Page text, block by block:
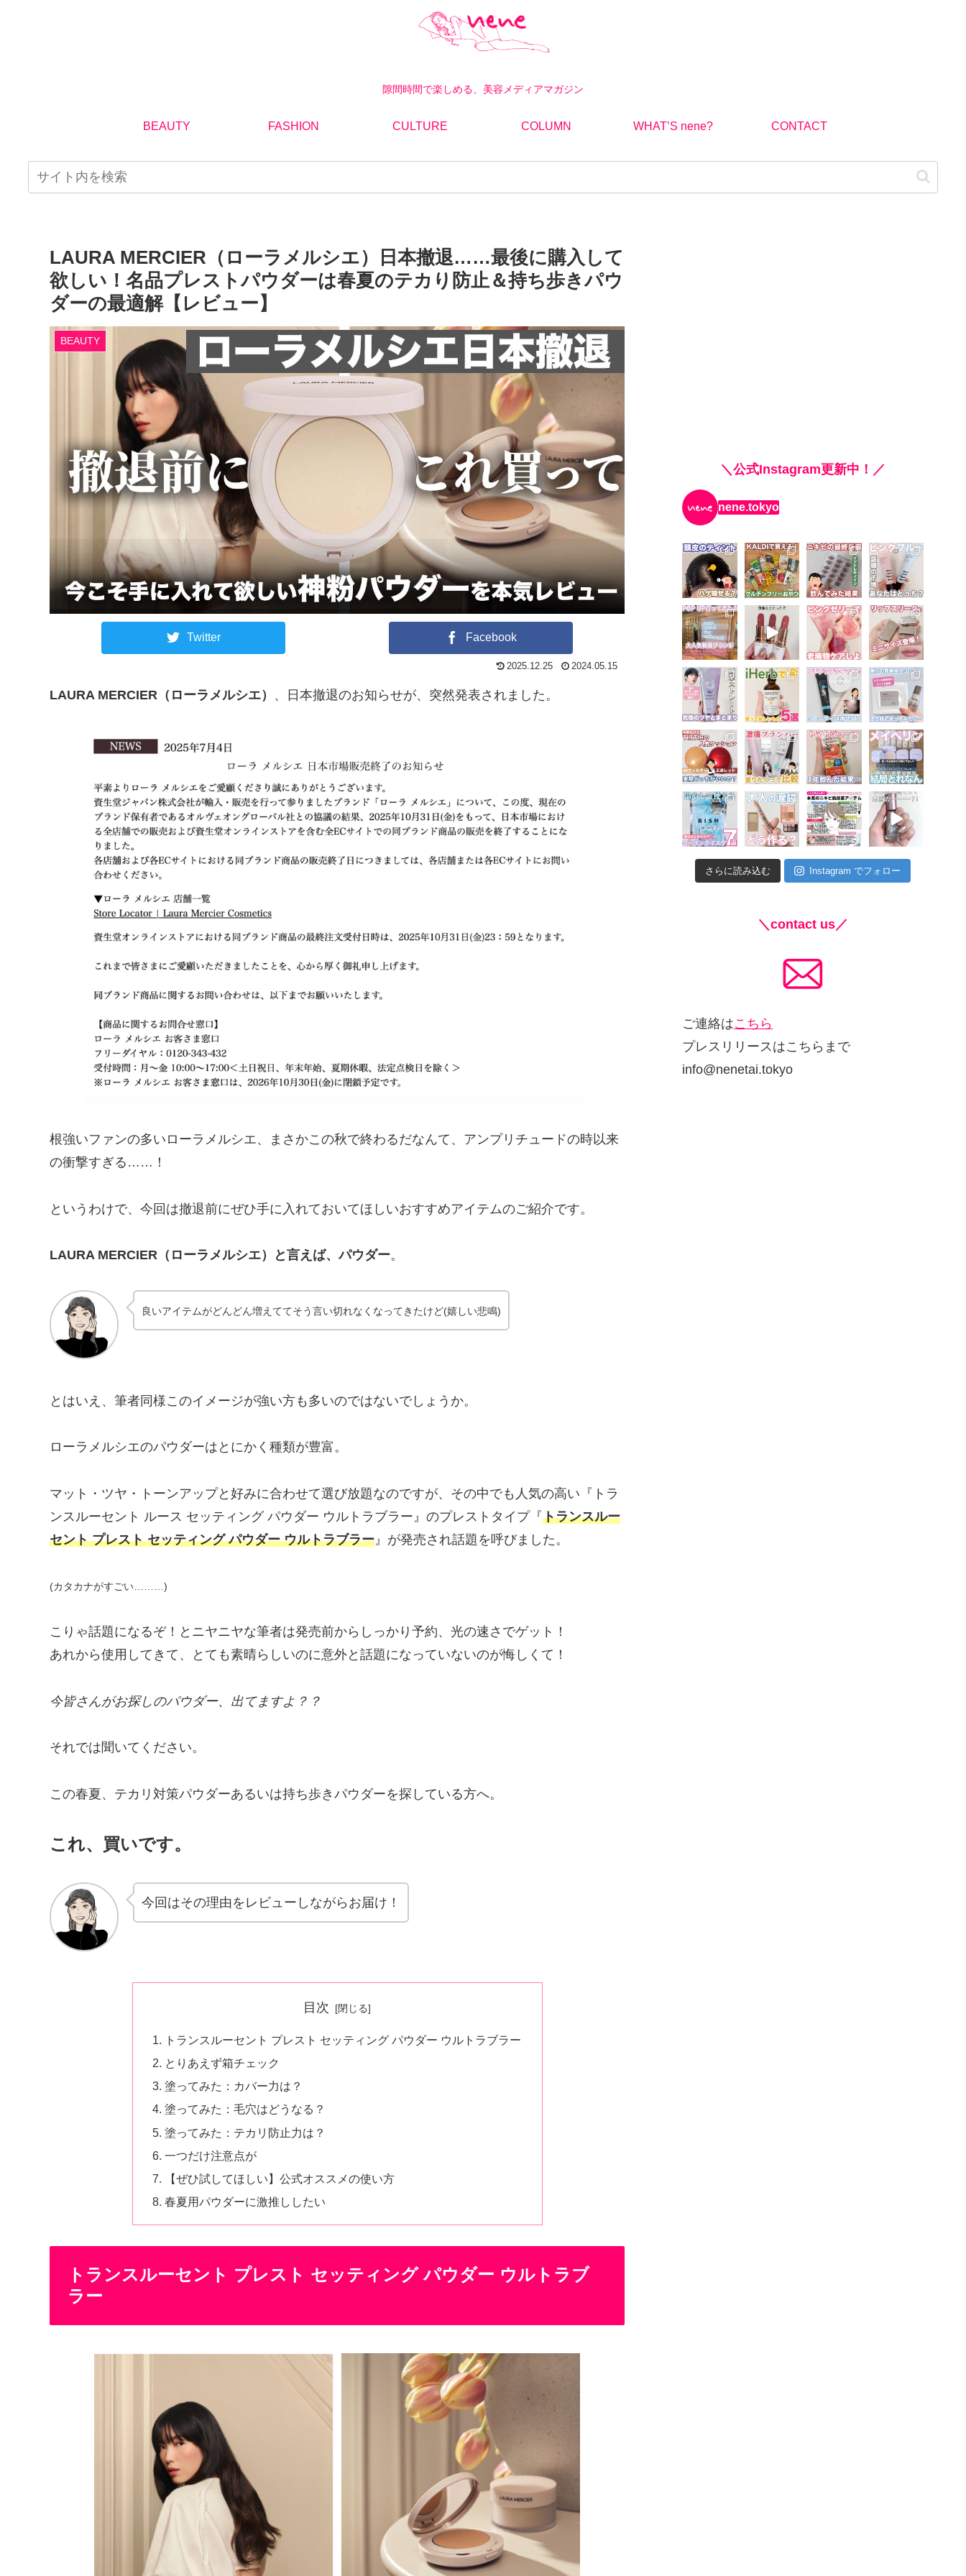
隙間時間で楽しめる、美容メディアマガジン
BEAUTY FASHION CULTURE COLUMN WHAT’S nene? CONTACT
LAURA MERCIER（ローラメルシエ）日本撤退……最後に購入して
欲しい！名品プレストパウダーは春夏のテカり防止＆持ち歩きパウ
ダーの最適解【レビュー】
BEAUTY
Twitter Facebook
2025.12.25 2024.05.15
LAURA MERCIER（ローラメルシエ） 、日本撤退のお知らせが、突然発表されました。
根強いファンの多いローラメルシエ、まさかこの秋で終わるだなんて、アンプリチュードの時以来
の衝撃すぎる……！
というわけで、今回は撤退前にぜひ手に入れておいてほしいおすすめアイテムのご紹介です。
LAURA MERCIER（ローラメルシエ）と言えば、パウダー。
良いアイテムがどんどん増えててそう言い切れなくなってきたけど(嬉しい悲鳴)
とはいえ、筆者同様このイメージが強い方も多いのではないでしょうか。
ローラメルシエのパウダーはとにかく種類が豊富。
マット・ツヤ・トーンアップと好みに合わせて選び放題なのですが、その中でも人気の高い『トラ
ンスルーセント ルース セッティング パウダー ウルトラブラー』のプレストタイプ『トランスルー
セント プレスト セッティング パウダー ウルトラブラー 』が発売され話題を呼びました。
(カタカナがすごい………)
こりゃ話題になるぞ！とニヤニヤな筆者は発売前からしっかり予約、光の速さでゲット！
あれから使用してきて、とても素晴らしいのに意外と話題になっていないのが悔しくて！
今皆さんがお探しのパウダー、出てますよ？？
それでは聞いてください。
この春夏、テカリ対策パウダーあるいは持ち歩きパウダーを探している方へ。
これ、買いです。
今回はその理由をレビューしながらお届け！
目次
トランスルーセント プレスト セッティング パウダー ウルトラブラー
とりあえず箱チェック
塗ってみた：カバー力は？
塗ってみた：毛穴はどうなる？
塗ってみた：テカリ防止力は？
一つだけ注意点が
【ぜひ試してほしい】公式オススメの使い方
春夏用パウダーに激推ししたい
トランスルーセント プレスト セッティング パウダー ウルトラブ
ラー
＼公式Instagram更新中！／
nene.tokyo
さらに読み込む Instagram でフォロー
＼contact us／
ご連絡はこちら
プレスリリースはこちらまで
info@nenetai.tokyo